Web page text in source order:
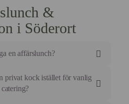
&
i Söderort
en affärslunch?
minuter före önskad
privat kock istället för vanlig
catering?